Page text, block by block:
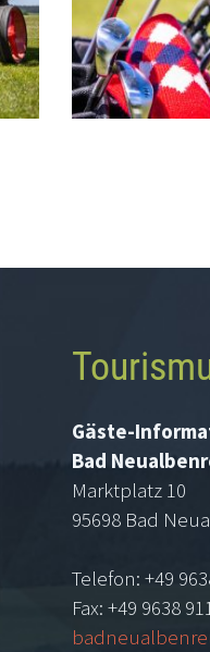
Gäste-
Bad
Marktplatz 10
95698 Bad
Telefon: +49
Fax: +49 9638